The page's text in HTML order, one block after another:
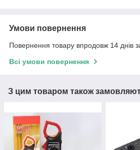
Умови повернення
Повернення товару впродовж 14 днів
Всі умови повернення
З цим товаром також